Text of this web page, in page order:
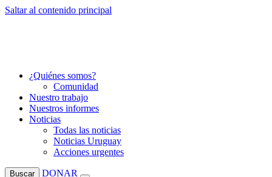
Saltar al contenido principal
¿Quiénes somos?
Comunidad
Nuestro trabajo
Nuestros informes
Noticias
Todas las noticias
Noticias Uruguay
Acciones urgentes
Buscar
DONAR